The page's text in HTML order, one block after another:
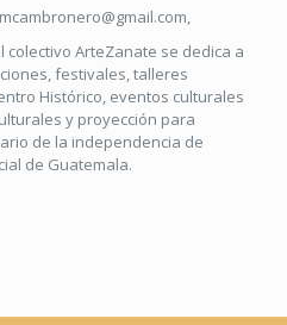
,
colectivo ArteZanate se dedica a
festivales, talleres
Histórico, eventos culturales
y proyección para
de la independencia de
de Guatemala.